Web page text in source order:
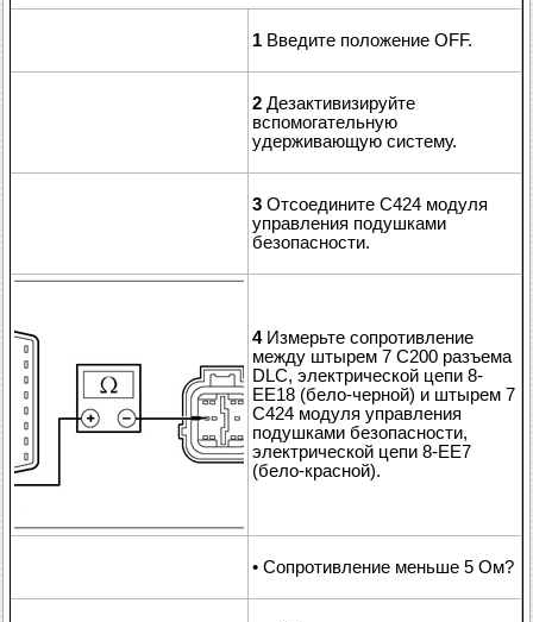
1 Введите положение OFF.
2 Дезактивизируйте
вспомогательную
удерживающую систему.
3 Отсоедините C424 модуля
управления подушками
безопасности.
4 Измерьте сопротивление
между штырем 7 C200 разъема
DLC, электрической цепи 8-
EE18 (бело-черной) и штырем 7
C424 модуля управления
подушками безопасности,
электрической цепи 8-EE7
(бело-красной).
• Сопротивление меньше 5 Ом?